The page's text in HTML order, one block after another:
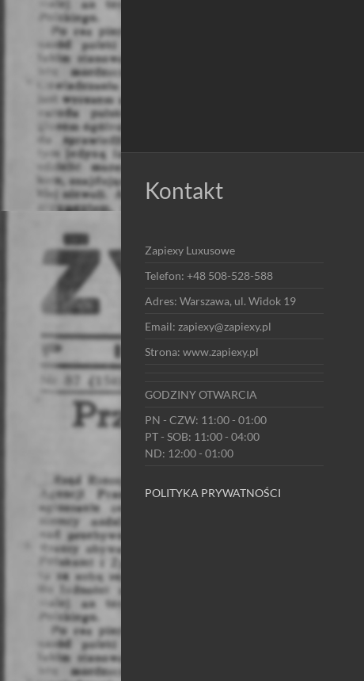
Kontakt
Zapiexy Luxusowe
Telefon: +48 508-528-588
Adres: Warszawa, ul. Widok 19
Email: zapiexy@zapiexy.pl
Strona: www.zapiexy.pl
GODZINY OTWARCIA
PN - CZW: 11:00 - 01:00
PT - SOB: 11:00 - 04:00
ND: 12:00 - 01:00
POLITYKA PRYWATNOŚCI